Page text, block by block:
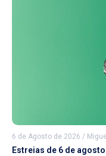
6 de Agosto de 2026 /
Estreias de 6 de